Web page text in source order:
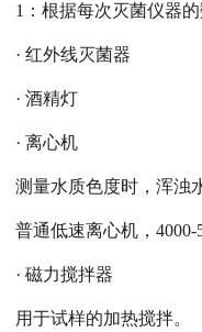
1：根据每次灭菌仪器
· 红外线灭菌器
· 酒精灯
· 离心机
测量水质色度时，浑浊
普通低速离心机，4000-
· 磁力搅拌器
用于试样的加热搅拌。